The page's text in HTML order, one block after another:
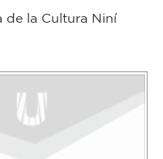
de la Cultura Niní